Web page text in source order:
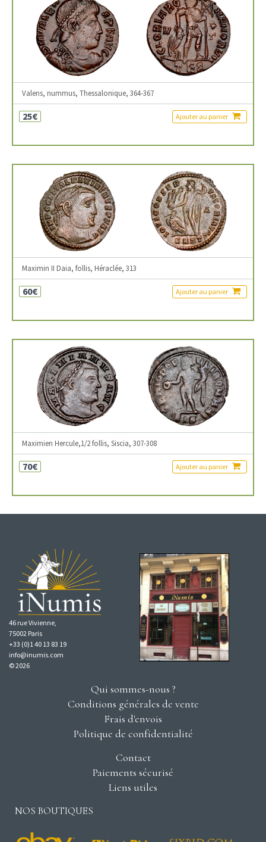
Valens, nummus, Thessalonique, 364-367
25€ Ajouter au panier
Maximin II Daia, follis, Héraclée, 313
60€ Ajouter au panier
Maximien Hercule,1/2 follis, Siscia, 307-308
70€ Ajouter au panier
46 rue Vivienne,
75002 Paris
+33 (0)1 40 13 83 19
info@inumis.com
© 2026
Qui sommes-nous ?
Conditions générales de vente
Frais d'envois
Politique de confidentialité
Contact
Paiements sécurisé
Liens utiles
NOS BOUTIQUES